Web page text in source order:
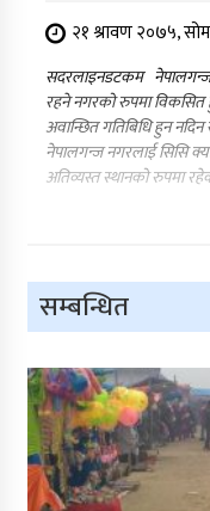
२१ श्रावण २०७५,
सदरलाइनडटकम नेपालगन्ज :
रहने नगरको रुपमा
अवान्छित गतिबिधि हुन
नेपालगन्ज नगरलाई सिसि
अतिव्यस्त स्थानको रुपमा
सम्बन्धित